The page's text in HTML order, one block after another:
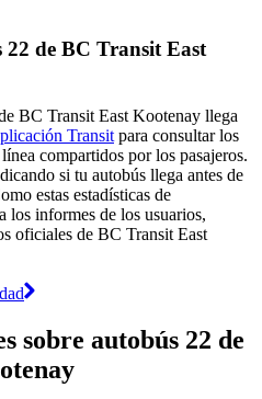
de BC Transit East
BC Transit East Kootenay llega
Transit para consultar los
compartidos por los pasajeros.
si tu autobús llega antes de
estas estadísticas de
los informes de los usuarios,
oficiales de BC Transit East
sobre autobús 22 de